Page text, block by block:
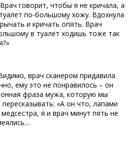
говорит, чтобы я не кричала, а
по-большому хожу. Вдохнула
и кричать опять. Врач
в туалет ходишь тоже так
врач сканером придавила
ему это не понравилось – он
фраза мужа, которую мы
«А он что, лапами
я и врач минут пять не